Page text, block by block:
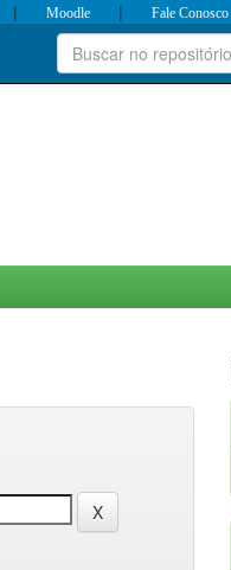
| Moodle | Fale Conosco